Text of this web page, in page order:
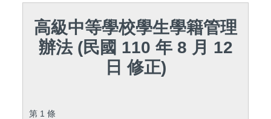
高級中等學校學生學籍管理
辦法 (民國 110 年 8 月 12
日 修正)
第 1 條